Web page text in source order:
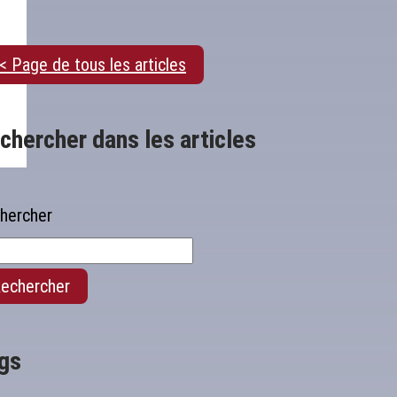
Page de tous les articles
dans les articles